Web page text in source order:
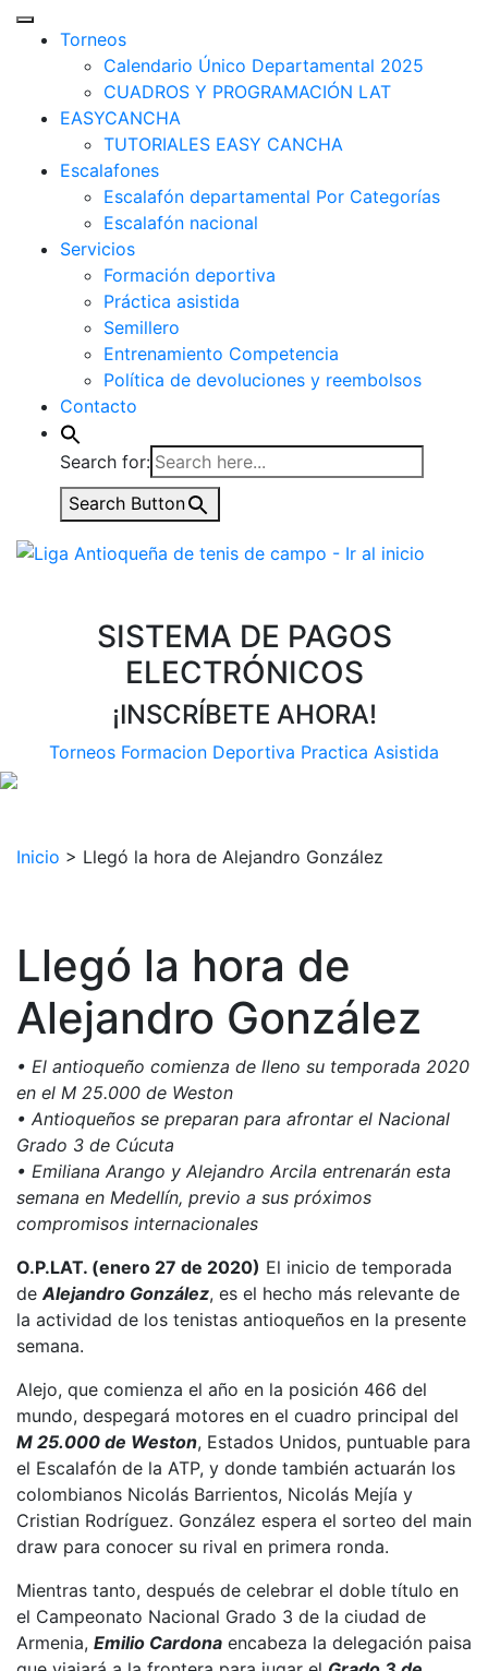
Torneos
Calendario Único Departamental 2025
CUADROS Y PROGRAMACIÓN LAT
EASYCANCHA
TUTORIALES EASY CANCHA
Escalafones
Escalafón departamental Por Categorías
Escalafón nacional
Servicios
Formación deportiva
Práctica asistida
Semillero
Entrenamiento Competencia
Política de devoluciones y reembolsos
Contacto
Search for:
Search Button
SISTEMA DE PAGOS
ELECTRÓNICOS
¡INSCRÍBETE AHORA!
Torneos Formacion Deportiva Practica Asistida
Inicio > Llegó la hora de Alejandro González
Llegó la hora de
Alejandro González
• El antioqueño comienza de lleno su temporada 2020
en el M 25.000 de Weston
• Antioqueños se preparan para afrontar el Nacional
Grado 3 de Cúcuta
• Emiliana Arango y Alejandro Arcila entrenarán esta
semana en Medellín, previo a sus próximos
compromisos internacionales
O.P.LAT. (enero 27 de 2020) El inicio de temporada
deAlejandro González, es el hecho más relevante de
la actividad de los tenistas antioqueños en la presente
semana.
Alejo, que comienza el año en la posición 466 del
mundo, despegará motores en el cuadro principal del
M 25.000 de Weston, Estados Unidos, puntuable para
el Escalafón de la ATP, y donde también actuarán los
colombianos Nicolás Barrientos, Nicolás Mejía y
Cristian Rodríguez. González espera el sorteo del main
draw para conocer su rival en primera ronda.
Mientras tanto, después de celebrar el doble título en
el Campeonato Nacional Grado 3 de la ciudad de
Armenia, Emilio Cardona encabeza la delegación paisa